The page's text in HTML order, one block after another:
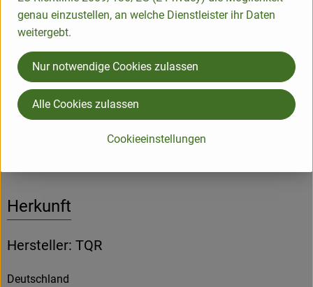
Schmuck und Kleinigkeiten.
Maße: 13 x 10 x 2 cm
Material: Keramik
spülmaschinengeeignet
handgestempelt
Produktinformationen
Herkunft
Hersteller: TQR
Deutschland
genau einzustellen, an welche Dienstleister ihr Daten
weitergebt.
Cookieeinstellungen
Nur notwendige Cookies zulassen
Alle Cookies zulassen